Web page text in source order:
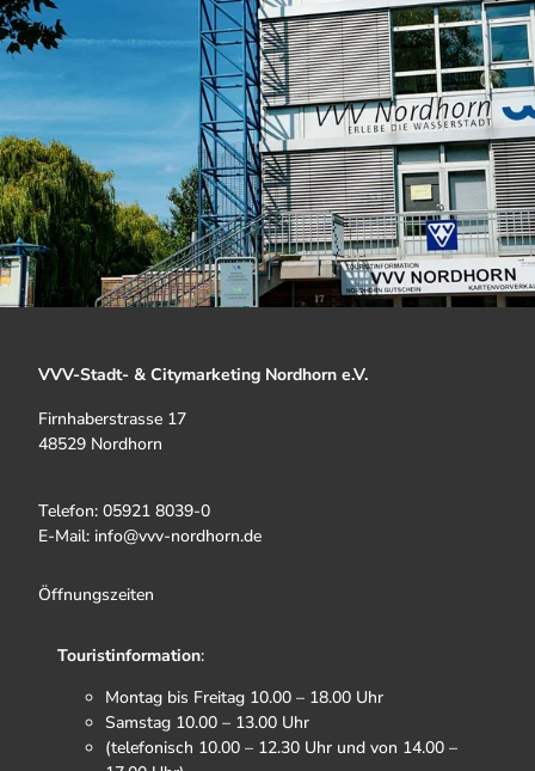
VVV-Stadt- & Citymarketing Nordhorn e.V.
Firnhaberstrasse 17
48529 Nordhorn
Telefon: 05921 8039-0
E-Mail: info@vvv-nordhorn.de
Öffnungszeiten
Touristinformation:
Montag bis Freitag 10.00 – 18.00 Uhr
Samstag 10.00 – 13.00 Uhr
(telefonisch 10.00 – 12.30 Uhr und von 14.00 –